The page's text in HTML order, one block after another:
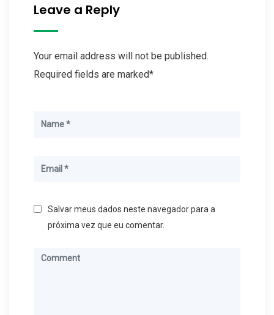
Leave a Reply
Your email address will not be published.
Required fields are marked*
Salvar meus dados neste navegador para a
próxima vez que eu comentar.